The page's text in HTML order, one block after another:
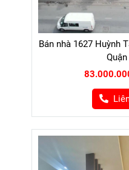
Bán nhà 1627 Huỳnh